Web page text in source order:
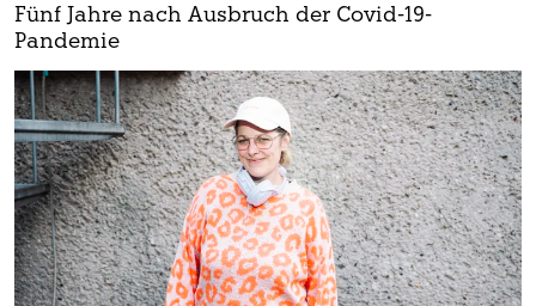
Fünf Jahre nach Ausbruch der Covid-19-
Pandemie